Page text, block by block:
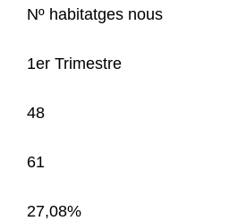
Nº habitatges nous
1er Trimestre
48
61
27,08%